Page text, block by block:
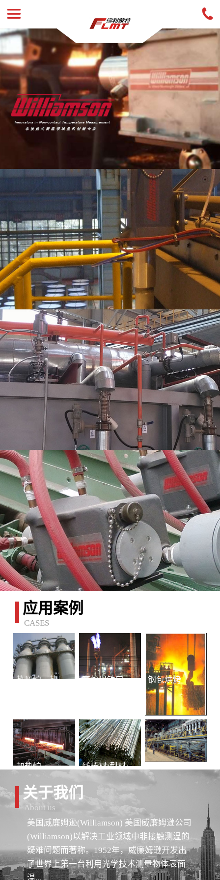
应用案例
CASES
热风炉、热风总管 高炉出铁口铁水连续测温 钢包烘烤
加热炉 线棒材/型材/管材
关于我们
About us
美国威廉姆逊(Williamson) 美国威廉姆逊公司
(Williamson)以解决工业领域中非接触测温的
疑难问题而著称。1952年，威廉姆逊开发出
了世界上第一台利用光学技术测量物体表面
温...